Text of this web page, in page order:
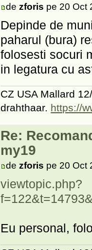
dezforis pe 20 Oct
Depinde de
paharul (bura)
folosesti socuri
in legatura cu
CZ USA Mallard
drahthaar. https://
Re:
my19
dezforis pe 20 Oct
viewtopic.php?
Eu personal,